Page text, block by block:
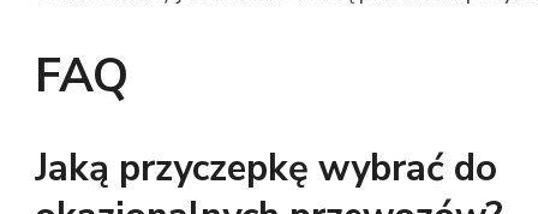
FAQ
Jaką przyczepkę wybrać do